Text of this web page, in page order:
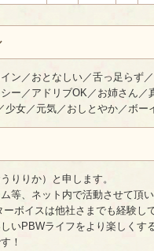
ン／おとなしい／舌っ足らず
ー／アドリブOK／お姉さん／
少女／元気／おしとやか／ボー
りりか）と申します。
等、ネット内で活動させて頂い
ーボイスは他社さまでも経験し
いPBWライフをより楽しくす
！